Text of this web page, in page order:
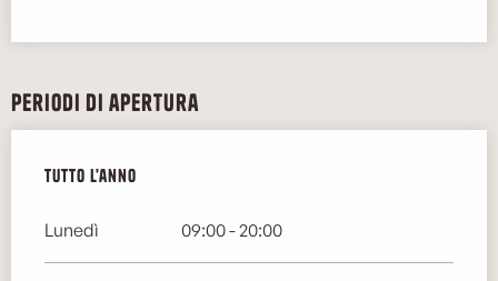
Periodi di apertura
Tutto l'anno
Tutto l'anno
Lunedì 09:00 - 20:00